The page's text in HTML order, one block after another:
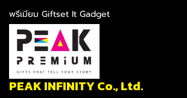
พรีเมียม Giftset It Gadget
PEAK INFINITY Co., Ltd.